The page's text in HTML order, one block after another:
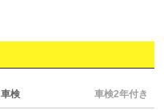
車検 車検2年付き